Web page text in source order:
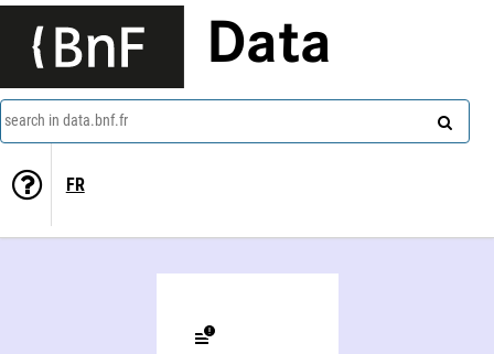
Data
search in data.bnf.fr
FR